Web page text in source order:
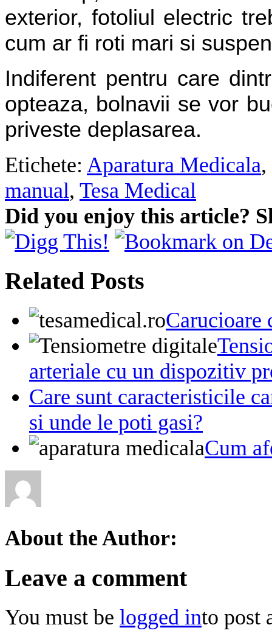
exterior, fotoliul electric
cum ar fi roti mari si
Indiferent pentru care
opteaza, bolnavii se vor
priveste deplasarea.
Etichete: Aparatura Medicala,
manual, Tesa Medical
Did you enjoy this article?
Related Posts
Carucioare
arteriale cu un dispozitiv
Care sunt caracteristicile
si unde le poti gasi?
Cum
About the Author:
Leave a comment
You must be logged into post